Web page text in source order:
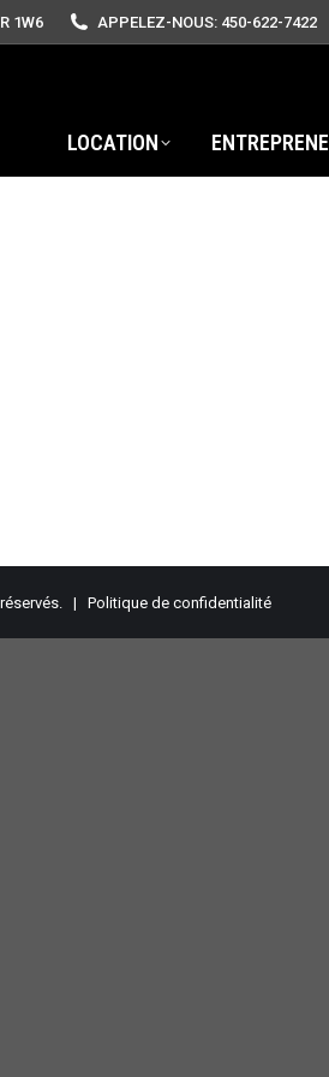
1W6 APPELEZ-NOUS: 450-622-7422
LOCATION
réservés. | Politique de confidentialité